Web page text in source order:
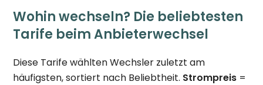
Wohin wechseln? Die beliebtesten
Tarife beim Anbieterwechsel
Diese Tarife wählten Wechsler zuletzt am
häufigsten, sortiert nach Beliebtheit. Strompreis =